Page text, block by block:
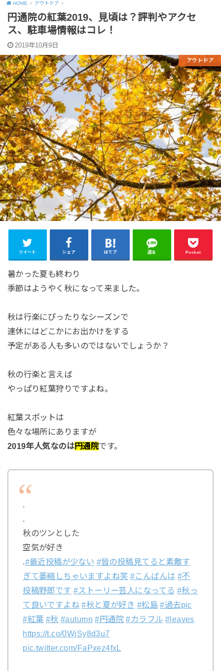
HOME アウトドア
円通院の紅葉2019、見頃は？評判やアクセ
ス、駐車場情報はコレ！
2019年10月9日
アウトドア
ツイート シェア はてブ 送る Pocket
暑かった夏も終わり
季節はようやく秋になって来ました。
秋は行楽にぴったりなシーズンで
連休にはどこかにお出かけをする
予定がある人も多いのではないでしょうか？
秋の行楽と言えば
やっぱり紅葉狩りですよね。
紅葉スポットは
色々な場所にありますが
2019年人気なのは円通院です。
.
.
秋のツンとした
空気が好き
.#最近投稿が少ない #皆の投稿見てると素敵す
ぎて萎縮しちゃいますよね笑 #こんばんは #不
投稿野郎です #ストーリー芸人になってる #秋っ
て良いですよね #秋と夏が好き #松島 #過去pic
#紅葉 #秋 #autumn #円通院 #カラフル #leaves
https://t.co/0WjSy8d3u7
pic.twitter.com/FaPxez4fxL